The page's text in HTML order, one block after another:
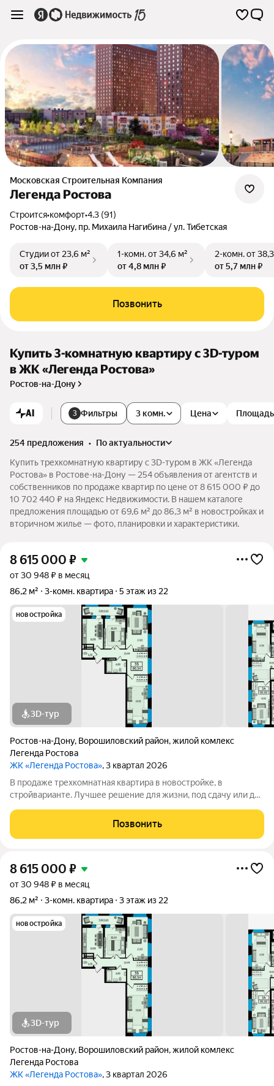
Московская Строительная Компания
Легенда Ростова
Строится•комфорт•4.3 (91)
Ростов-на-Дону, пр. Михаила Нагибина / ул. Тибетская
Студииот 23,6 м²
от 3,5 млн ₽
1-комн.от 34,6 м²
от 4,8 млн ₽
2-комн.от
от 5,7 млн ₽
Позвонить
Купить 3-комнатную квартиру c 3D-туром
в ЖК «Легенда Ростова»
Ростов-на-Дону
AI 3 Фильтры 3 комн. Цена Площадь
254 предложения •
по актуальности
Купить трехкомнатную квартиру c 3D-туром в ЖК «Легенда
Ростова» в Ростове-на-Дону — 254 объявления от агентств и
собственников по продаже квартир по цене от 8 615 000 ₽ до
10 702 440 ₽ на Яндекс Недвижимости. В нашем каталоге
предложения площадью от 69,6 м² до 86,3 м² в новостройках и
вторичном жилье — фото, планировки и характеристики.
8 615 000 ₽
от 30 948 ₽ в месяц
86,2 м²
3-комн. квартира 5 этаж из 22
новостройка
3D-тур
Ростов-на-Дону, Ворошиловский район,жилой комлекс
Легенда Ростова
ЖК «Легенда Ростова», 3 квартал 2026
В продаже трехкомнатная квартира в новостройке, в
стройварианте. Лучшее решение для жизни, под сдачу или для
метров, с раздельным санузлом, просторная прихожая, в
которой есть место и для
Позвонить
8 615 000 ₽
от 30 948 ₽ в месяц
86,2 м²
3-комн. квартира 3 этаж из 22
новостройка
3D-тур
Ростов-на-Дону, Ворошиловский район,жилой комлекс
Легенда Ростова
ЖК «Легенда Ростова», 3 квартал 2026